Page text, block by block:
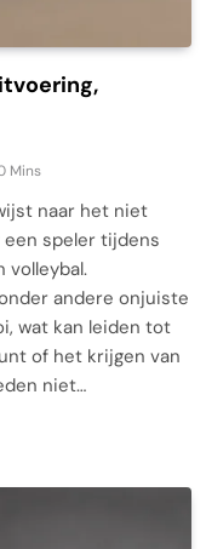
Mins
naar het niet
een speler tijdens
volleybal.
andere onjuiste
wat kan leiden tot
of het krijgen van
niet…